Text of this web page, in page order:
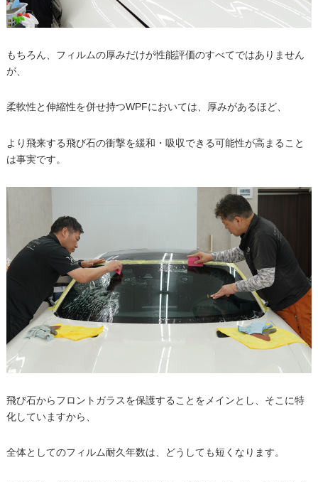
もちろん、フィルムの厚みだけが性能評価のすべてではありません
が、
柔軟性と伸縮性を併せ持つWPFにおいては、厚みがあるほど、
より飛来する飛び石の衝撃を緩和・吸収できる可能性が高まること
は事実です。
飛び石からフロントガラスを保護することをメインとし、そこに特
化していますから、
全体としてのフィルム耐久年数は、どうしても短くなります。